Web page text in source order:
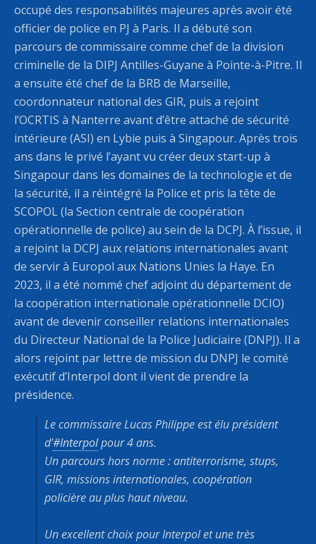
occupé des responsabilités majeures après avoir été
officier de police en PJ à Paris. Il a débuté son
parcours de commissaire comme chef de la division
criminelle de la DIPJ Antilles-Guyane à Pointe-à-Pitre. Il
a ensuite été chef de la BRB de Marseille,
coordonnateur national des GIR, puis a rejoint
l’OCRTIS à Nanterre avant d’être attaché de sécurité
intérieure (ASI) en Lybie puis à Singapour. Après trois
ans dans le privé l’ayant vu créer deux start-up à
Singapour dans les domaines de la technologie et de
la sécurité, il a réintégré la Police et pris la tête de
SCOPOL (la Section centrale de coopération
opérationnelle de police) au sein de la DCPJ. À l’issue, il
a rejoint la DCPJ aux relations internationales avant
de servir à Europol aux Nations Unies la Haye. En
2023, il a été nommé chef adjoint du département de
la coopération internationale opérationnelle DCIO)
avant de devenir conseiller relations internationales
du Directeur National de la Police Judiciaire (DNPJ). Il a
alors rejoint par lettre de mission du DNPJ le comité
exécutif d’Interpol dont il vient de prendre la
présidence.
Le commissaire Lucas Philippe est élu président
d’#Interpolpour 4 ans.
Un parcours hors norme : antiterrorisme, stups,
GIR, missions internationales, coopération
policière au plus haut niveau.
Un excellent choix pour Interpol et une très